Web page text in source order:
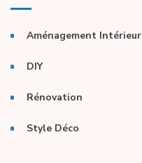
Aménagement Intérieur
DIY
Rénovation
Style Déco